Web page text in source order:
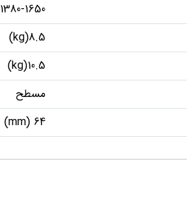
1380-1650(rpm)
8.5(kg)
10.5(kg)
مسطح
64 (mm)